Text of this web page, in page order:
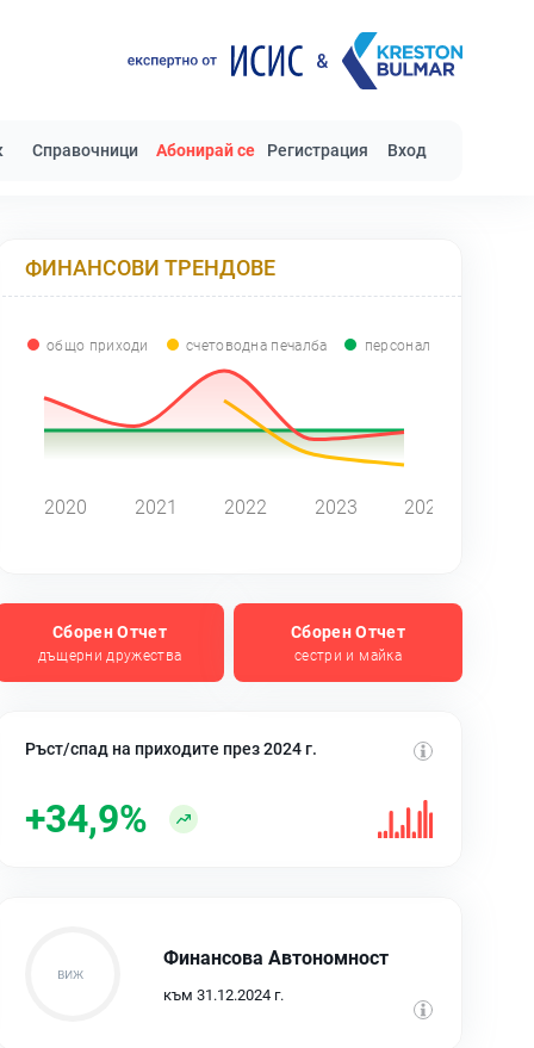
Справочници Абонирай се Регистрация Вход
ФИНАНСОВИ ТРЕНДОВЕ
общо приходи счетоводна печалба персонал
2020 2021 2022 2023 2024
Сборен Отчет
дъщерни дружества
Сборен Отчет
сестри и майка
Ръст/спад на приходите през 2024 г.
+34,9%
Финансова Автономност
към 31.12.2024 г.